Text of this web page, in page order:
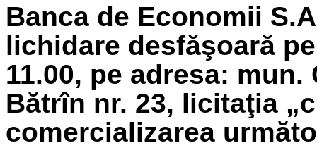
Banca de Economii
lichidare desfăşoară
11.00, pe adresa:
Bătrîn nr. 23, licitaţia
comercializarea